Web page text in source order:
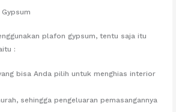
plafon gypsum, tentu saja itu
:
bisa Anda pilih untuk menghias interior
sehingga pengeluaran pemasangannya